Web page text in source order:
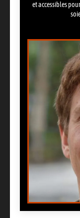
et accessibles